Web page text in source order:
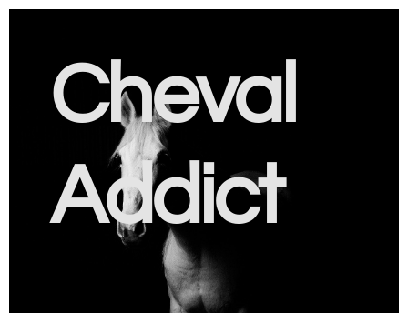
Cheval
Addict